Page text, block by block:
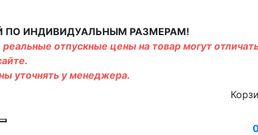
ПО ИНДИВИДУАЛЬНЫМ РАЗМЕРАМ!
отпускные цены на товар могут
уточнять у менеджера.